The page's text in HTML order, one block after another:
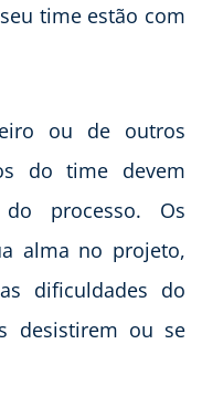
time estão com
ou de outros
do time devem
processo. Os
alma no projeto,
dificuldades do
desistirem ou se